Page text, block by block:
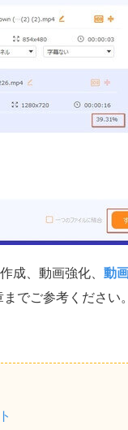
成、動画強化、 動
でご参考ください。